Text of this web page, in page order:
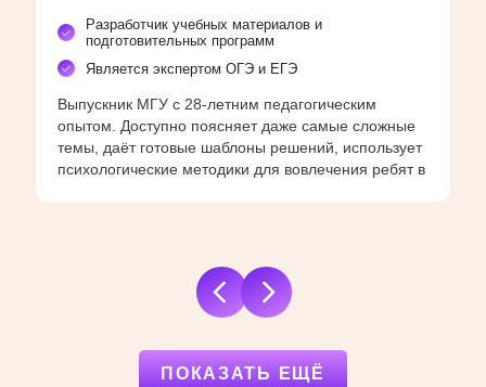
Разработчик учебных материалов и
подготовительных программ
Является экспертом ОГЭ и ЕГЭ
Выпускник МГУ с 28-летним педагогическим
опытом. Доступно поясняет даже самые сложные
темы, даёт готовые шаблоны решений, использует
психологические методики для вовлечения ребят в
ПОКАЗАТЬ ЕЩЁ